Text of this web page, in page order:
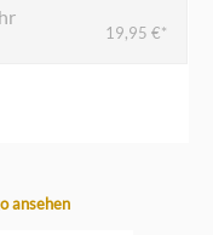
19,95 €*
ansehen